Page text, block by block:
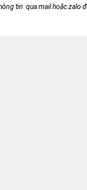
tin qua mail hoặc zalo